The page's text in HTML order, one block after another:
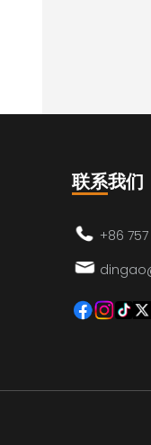
联系我们
+86